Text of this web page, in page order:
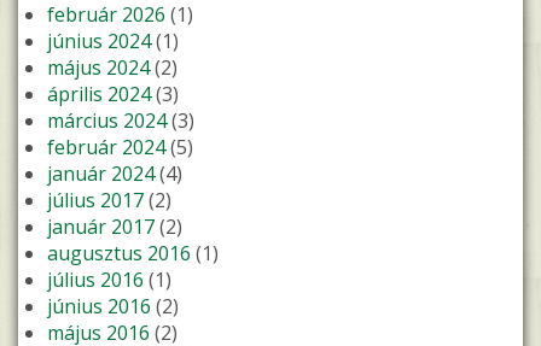
február 2026 (1)
június 2024(1)
május 2024(2)
április 2024(3)
március 2024(3)
február 2024(5)
január 2024(4)
július 2017(2)
január 2017(2)
augusztus 2016 (1)
július 2016 (1)
június 2016 (2)
május 2016 (2)